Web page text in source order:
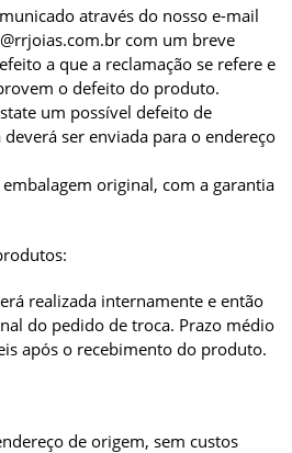
através do nosso e-mail
com um breve
a que a reclamação se refere e
o defeito do produto.
um possível defeito de
ser enviada para o endereço
original, com a garantia
realizada internamente e então
do pedido de troca. Prazo médio
após o recebimento do produto.
de origem, sem custos